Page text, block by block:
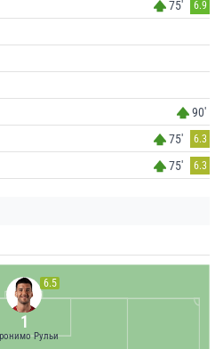
75' 6.9
90'
75' 6.3
75' 6.3
6.5
1
Рульи